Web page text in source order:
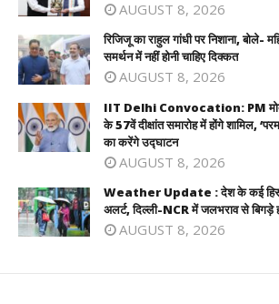
AUGUST 8, 2026
रिजिजू का राहुल गांधी पर निशाना, बोले-
समर्थन में नहीं होनी चाहिए दिक्कत
AUGUST 8, 2026
IIT Delhi Convocation: PM
के 57वें दीक्षांत समारोह में होंगे शामिल,
का करेंगे उद्घाटन
AUGUST 8, 2026
Weather Update : देश के कई हिस्सों
अलर्ट, दिल्ली-NCR में जलभराव से बिगड़े
AUGUST 8, 2026